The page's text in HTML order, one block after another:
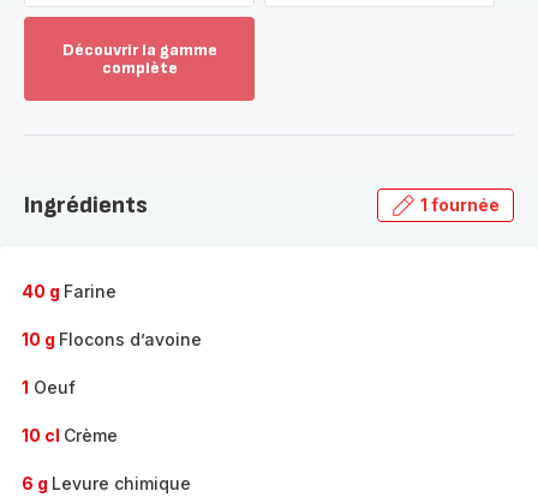
Découvrir la gamme
complète
gamme
Ingrédients 1 fournée
40 g Farine
10 g Flocons d’avoine
1 Oeuf
10 cl Crème
6 g Levure chimique